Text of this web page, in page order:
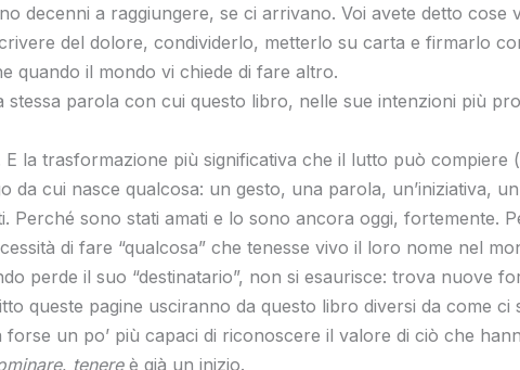
decenni a raggiungere, se ci arrivano. Voi avete detto cose
del dolore, condividerlo, metterlo su carta e firmarlo
quando il mondo vi chiede di fare altro.
stessa parola con cui questo libro, nelle sue intenzioni più
la trasformazione più significativa che il lutto può
da cui nasce qualcosa: un gesto, una parola, un’iniziativa,
Perché sono stati amati e lo sono ancora oggi, fortemente.
di fare “qualcosa” che tenesse vivo il loro nome nel
perde il suo “destinatario”, non si esaurisce: trova nuove
queste pagine usciranno da questo libro diversi da come ci
un po’ più capaci di riconoscere il valore di ciò che
, tenereè già un inizio.